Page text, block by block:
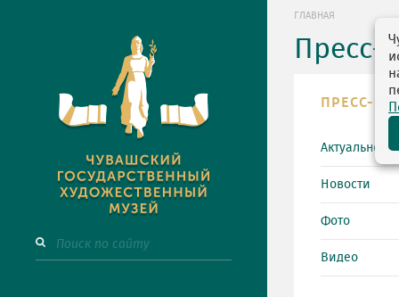
ГЛАВНАЯ
Пресс-
ПРЕСС-
Актуально
Новости
Фото
Видео